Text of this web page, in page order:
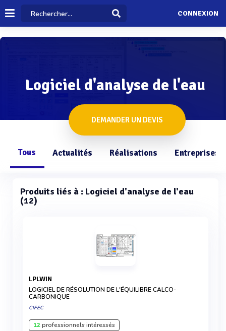
CONNEXION
Logiciel d'analyse de l'eau
DEMANDER UN DEVIS
Tous Actualités Réalisations Entreprises
Produits liés à : Logiciel d'analyse de l'eau
(12)
LPLWIN
LOGICIEL DE RÉSOLUTION DE L'ÉQUILIBRE CALCO-
CARBONIQUE
CIFEC
12professionnels intéressés